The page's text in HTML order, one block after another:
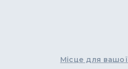
Місце для